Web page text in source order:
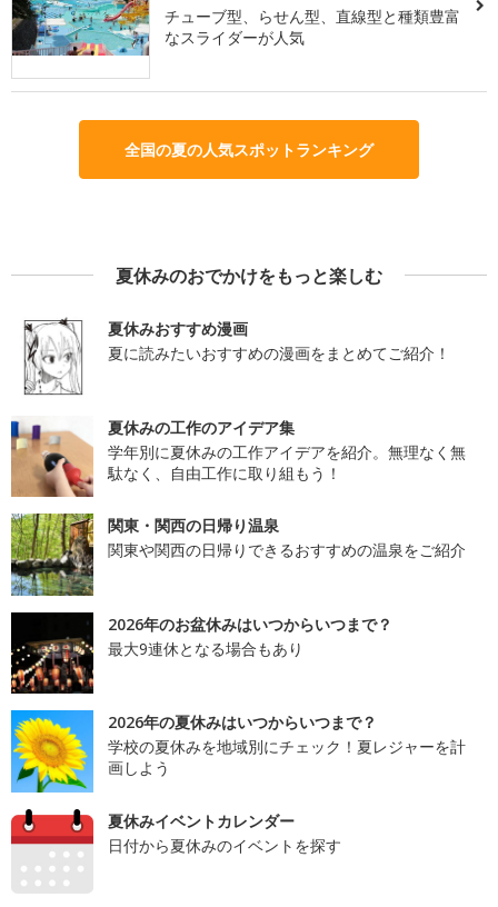
チューブ型、らせん型、直線型と種類豊富
なスライダーが人気
全国の夏の人気スポットランキング
夏休みのおでかけをもっと楽しむ
夏休みおすすめ漫画
夏に読みたいおすすめの漫画をまとめてご紹介！
夏休みの工作のアイデア集
学年別に夏休みの工作アイデアを紹介。無理なく無
駄なく、自由工作に取り組もう！
関東・関西の日帰り温泉
関東や関西の日帰りできるおすすめの温泉をご紹介
2026年のお盆休みはいつからいつまで？
最大9連休となる場合もあり
2026年の夏休みはいつからいつまで？
学校の夏休みを地域別にチェック！夏レジャーを計
画しよう
夏休みイベントカレンダー
日付から夏休みのイベントを探す